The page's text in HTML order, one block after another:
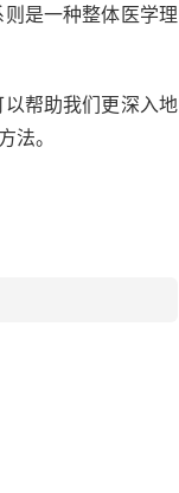
是一种整体医学理
帮助我们更深入地
法。